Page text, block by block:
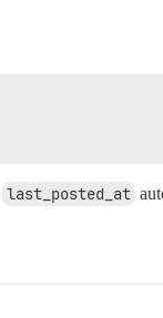
last_posted_at